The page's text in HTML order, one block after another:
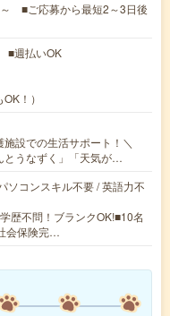
～ ■ご応募から最短2～3日後
■週払いOK
！）
設での生活サポート！＼
とうなずく」「天気が…
ソコンスキル不要 / 英語力不
歴不問！ブランクOK!■10名
会保険完…